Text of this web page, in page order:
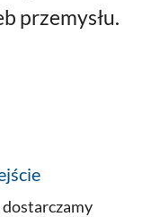
przemysłu.
dostarczamy